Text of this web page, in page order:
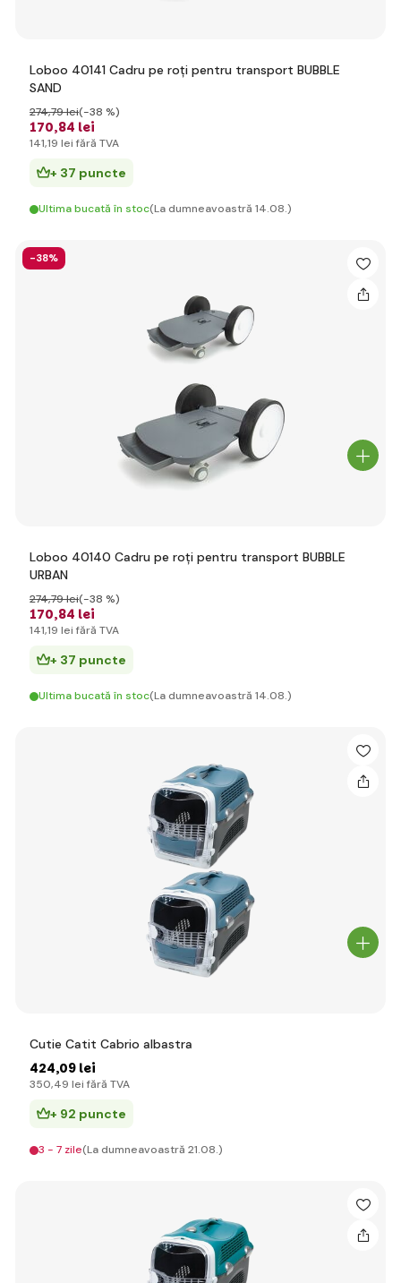
Loboo 40141 Cadru pe roți pentru transport BUBBLE
SAND
170,84 lei
274,79 lei(-38 %)
141,19 lei fără TVA
+ 37 puncte
Ultima bucată în stoc(La dumneavoastră 14.08.)
-38%
Loboo 40140 Cadru pe roți pentru transport BUBBLE
URBAN
170,84 lei
274,79 lei(-38 %)
141,19 lei fără TVA
+ 37 puncte
Ultima bucată în stoc(La dumneavoastră 14.08.)
Cutie Catit Cabrio albastra
424,09 lei
350,49 lei fără TVA
+ 92 puncte
3 - 7 zile(La dumneavoastră 21.08.)